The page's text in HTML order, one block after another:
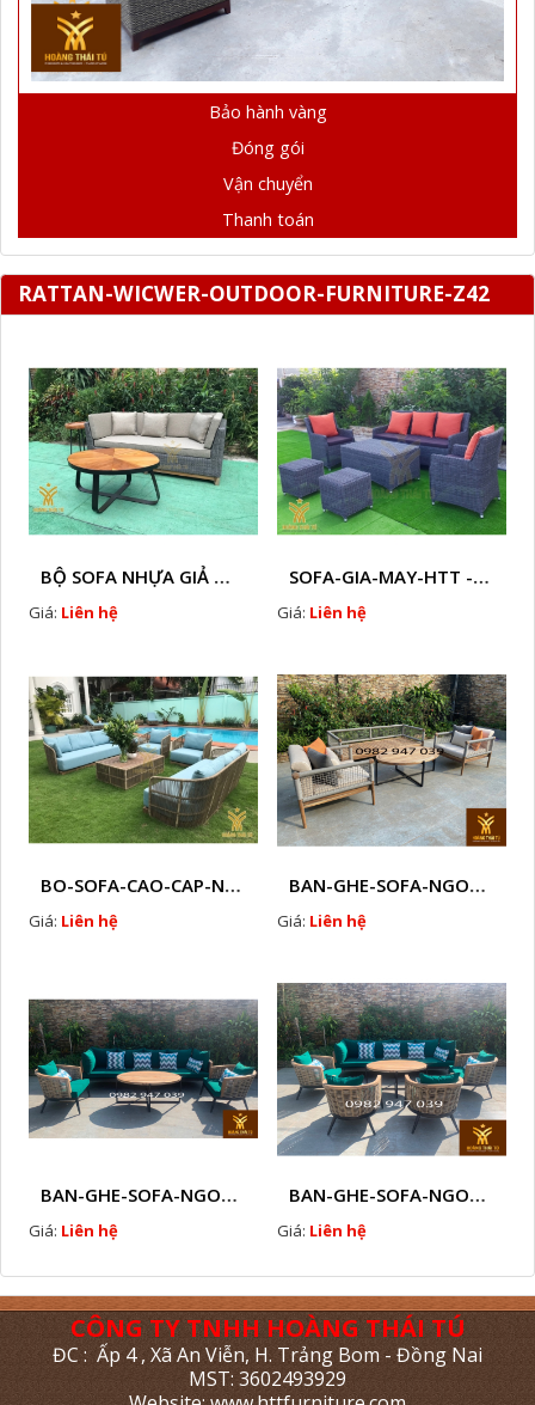
Bảo hành vàng
Đóng gói
Vận chuyển
Thanh toán
RATTAN-WICWER-OUTDOOR-FURNITURE-Z42
BỘ SOFA NHỰA GIẢ MÂY HTT - S86
Giá: Liên hệ
SOFA-GIA-MAY-HTT - S61 COPY
Giá: Liên hệ
BO-SOFA-CAO-CAP-NHUA-GIA-MAY-HTT - S88
Giá: Liên hệ
BAN-GHE-SOFA-NGOAI-TROI-GIA-MAY-KN12
Giá: Liên hệ
BAN-GHE-SOFA-NGOAI-TROI-GIA-MAY-KN11
Giá: Liên hệ
BAN-GHE-SOFA-NGOAI-TROI-GIA-MAY-KN10
Giá: Liên hệ
CÔNG TY TNHH HOÀNG THÁI TÚ
ĐC : Ấp 4 , Xã An Viễn, H. Trảng Bom - Đồng Nai
MST: 3602493929